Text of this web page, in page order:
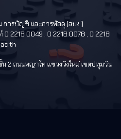
การบัญชี และการพัสดุ (สบง.)
2218 0049 , 0 2218 0078 , 0 2218
2 ถนนพญาไท แขวงวังใหม่ เขตปทุมวัน